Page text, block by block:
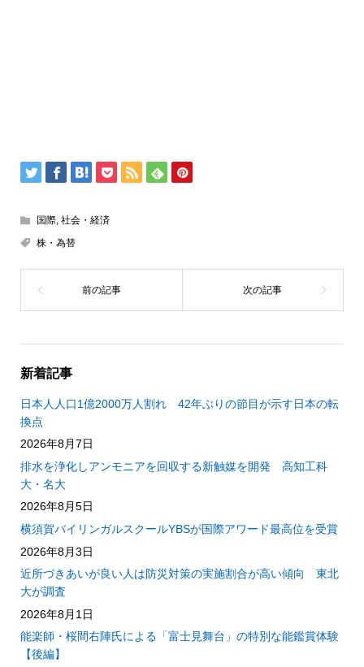
国際, 社会・経済
株・為替
新着記事
日本人人口1億2000万人割れ 42年ぶりの節目が示す日本の転
換点
2026年8月7日
排水を浄化しアンモニアを回収する新触媒を開発 高知工科
大・名大
2026年8月5日
横須賀バイリンガルスクールYBSが国際アワード最高位を受賞
2026年8月3日
近所づきあいが良い人は防災対策の実施割合が高い傾向 東北
大が調査
2026年8月1日
能楽師・桜間右陣氏による「富士見舞台」の特別な能鑑賞体験
【後編】